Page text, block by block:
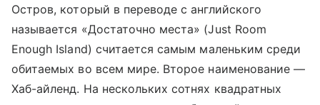
Остров, который в переводе с английского
называется «Достаточно места» (Just Room
Enough Island) считается самым маленьким среди
обитаемых во всем мире. Второе наименование —
Хаб-айленд. На нескольких сотнях квадратных